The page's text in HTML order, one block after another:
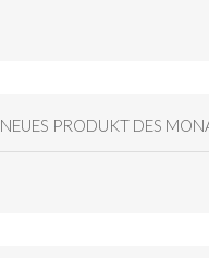
NEUES PRODUKT DES